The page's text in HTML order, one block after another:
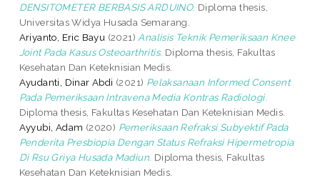
DENSITOMETER BERBASIS ARDUINO. Diploma thesis,
Universitas Widya Husada Semarang.
Ariyanto, Eric Bayu (2021) Analisis Teknik Pemeriksaan Knee
Joint Pada Kasus Osteoarthritis. Diploma thesis, Fakultas
Kesehatan Dan Keteknisian Medis.
Ayudanti, Dinar Abdi (2021) Pelaksanaan Informed Consent
Pada Pemeriksaan Intravena Media Kontras Radiologi.
Diploma thesis, Fakultas Kesehatan Dan Keteknisian Medis.
Ayyubi, Adam (2020) Pemeriksaan Refraksi Subyektif Pada
Penderita Presbiopia Dengan Status Refraksi Hipermetropia
Di Rsu Griya Husada Madiun. Diploma thesis, Fakultas
Kesehatan Dan Keteknisian Medis.